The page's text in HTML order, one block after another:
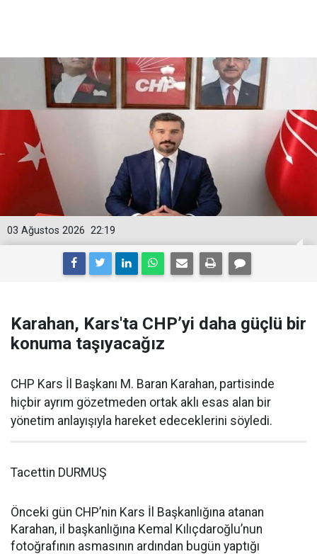
22:19
03 Ağustos 2026
Karahan, Kars'ta CHP’yi daha güçlü bir
konuma taşıyacağız
CHP Kars İl Başkanı M. Baran Karahan, partisinde
hiçbir ayrım gözetmeden ortak aklı esas alan bir
yönetim anlayışıyla hareket edeceklerini söyledi.
Tacettin DURMUŞ
Önceki gün CHP’nin Kars İl Başkanlığına atanan
Karahan, il başkanlığına Kemal Kılıçdaroğlu’nun
fotoğrafının asmasının ardından bugün yaptığı